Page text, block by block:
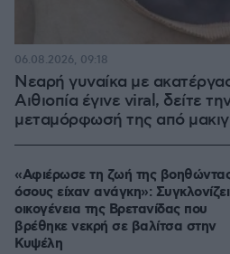
Νεαρή γυναίκα με
Αιθιοπία έγινε viral, δείτε
μεταμόρφωσή της από
06.08.2026, 09:18
«Αφιέρωσε τη ζωή της
όσους είχαν ανάγκη»:
οικογένεια της Βρετανίδας που
βρέθηκε νεκρή σε βαλίτσα στην
Κυψέλη